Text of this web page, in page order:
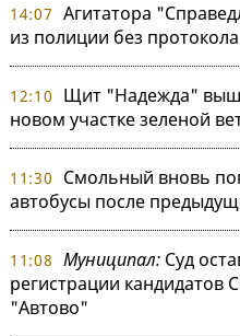
14:07 Агитатора
из полиции без протокола
12:10
Щит "Надежда"
новом участке зеленой
11:30
Смольный вновь
автобусы после
11:08 Муниципал:Суд
регистрации
"Автово"